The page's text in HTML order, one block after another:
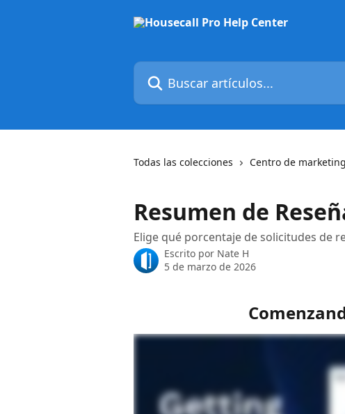
Buscar artículos...
Todas las colecciones Centro de marketing
Resumen de
Elige qué porcentaje de solicitudes de
Escrito por Nate H
5 de marzo de 2026